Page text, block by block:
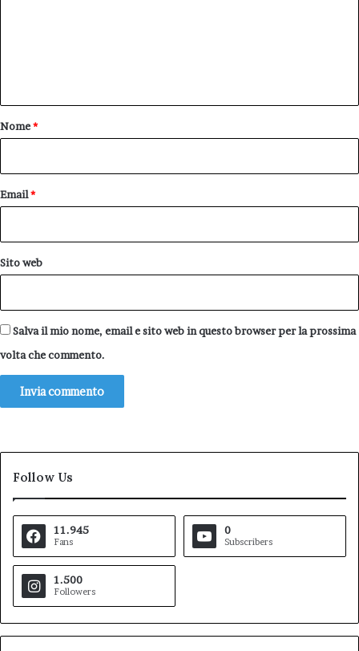
o
Nome*
Email*
Sito web
Salva il mio nome, email e sito web in questo browser per la prossima
volta che commento.
Follow Us
11.945
Fans
0
Subscribers
1.500
Followers